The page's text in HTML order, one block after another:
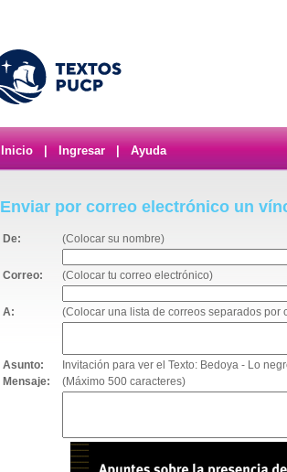
Inicio Ingresar Ayuda
Enviar por correo electrónico un
De: (Colocar su nombre)
Correo: (Colocar tu correo electrónico)
A: (Colocar una lista de correos separados por
Asunto:
Invitación para ver el Texto: Bedoya - Lo
Mensaje:
(Máximo 500 caracteres)